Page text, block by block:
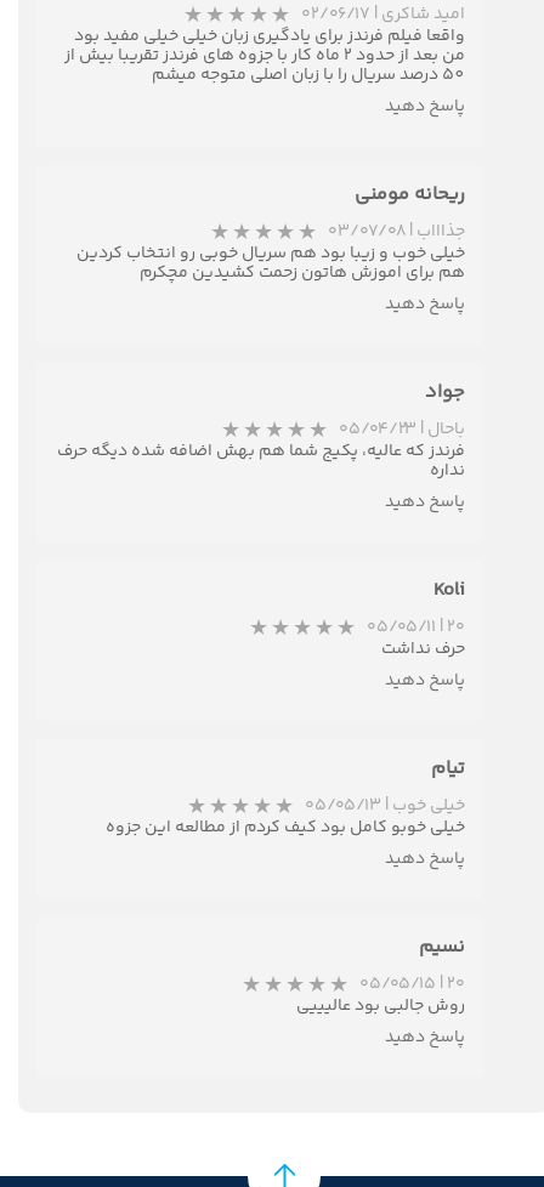
★
★★★★★
امید شاکری | ۰۲/۰۶/۱۷
واقعا فیلم فرندز برای یادگیری زبان خیلی خیلی مفید بود
من بعد از حدود 2 ماه کار با جزوه های فرندز تقریبا بیش از
50 درصد سریال را با زبان اصلی متوجه میشم
پاسخ دهید
ریحانه مومنی
جذاااب |۰۳/۰۷/۰۸
خیلی خوب و زیبا بود هم سریال خوبی رو انتخاب کردین
هم برای اموزش هاتون زحمت کشیدین مچکرم
پاسخ دهید
جواد
باحال | ۰۵/۰۴/۲۳
فرندز که عالیه، پکیج شما هم بهش اضافه شده دیگه حرف
نداره
پاسخ دهید
Koli
۲۰ | ۰۵/۰۵/۱۱
حرف نداشت
پاسخ دهید
تیام
خیلی خوب | ۰۵/۰۵/۱۳
خیلی خوبو کامل بود کیف کردم از مطالعه این جزوه
پاسخ دهید
نسیم
۲۰ | ۰۵/۰۵/۱۵
روش جالبی بود عالیییی
پاسخ دهید